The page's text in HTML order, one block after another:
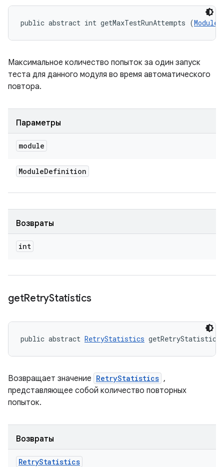
public abstract int getMaxTestRunAttempts (
Максимальное количество попыток за один запуск
теста для данного модуля во время автоматического
повтора.
Параметры
module
ModuleDefinition
Возвраты
int
getRetryStatistics
public abstract RetryStatistics
Возвращает значение RetryStatistics ,
представляющее собой количество повторных
попыток.
Возвраты
RetryStatistics